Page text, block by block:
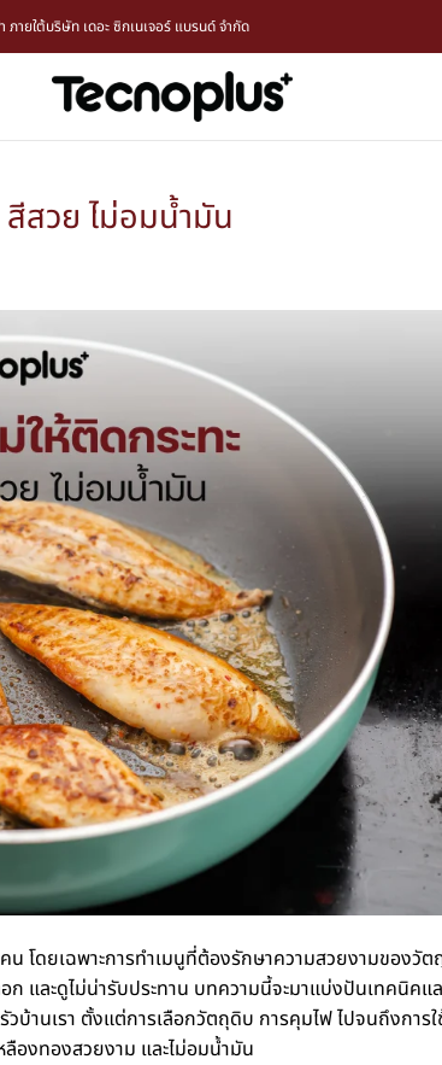
ายใต้บริษัท เดอะ ซิกเนเจอร์ แบรนด์ จำกัด
สวย ไม่อมน้ำมัน
น โดยเฉพาะการทำเมนูที่ต้องรักษาความสวยงามของวั
ก และดูไม่น่ารับประทาน บทความนี้จะมาแบ่งปันเทคนิคแ
บ้านเรา ตั้งแต่การเลือกวัตถุดิบ การคุมไฟ ไปจนถึงการ
องทองสวยงาม และไม่อมน้ำมัน